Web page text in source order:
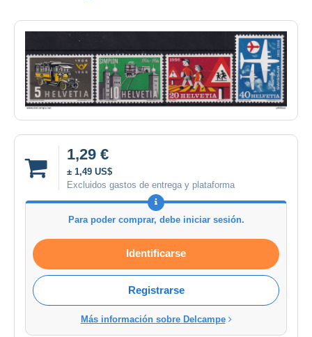
1,29 €
± 1,49 US$
Excluidos gastos de entrega y plataforma
Para poder comprar, debe iniciar sesión.
Identificarse
Registrarse
Más información sobre Delcampe